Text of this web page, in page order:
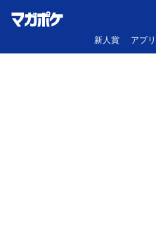
新人賞 アプリ